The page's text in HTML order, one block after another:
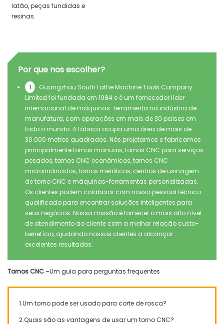
latão, peças fundidas e
resinas.
Por que nos escolher?
1
Guangzhou South Lathe Machine Tools Company
Limited foi fundada em 1984 e é um fornecedor líder
internacional de máquinas-ferramenta na indústria de
manufatura, com operações em mais de 30 países em
todo o mundo. A fábrica ocupa uma área de mais de
30.000 metros quadrados. Nós projetamos e fabricamos
principalmente tornos manuais, tornos CNC para serviços
pesados, tornos CNC econômicos, tornos CNC
microinclinados, tornos metálicos, centros de usinagem
de torno CNC e máquinas-ferramentas personalizadas.
Os clientes podem colaborar com nosso pessoal técnico
qualificado para encontrar soluções inteligentes para
seus negócios. Nossa missão é fornecer o mais alto nível
de atendimento ao cliente com a melhor relação custo-
benefício, ajudando nossos clientes a alcançar
excelentes resultados.
Tornos CNC –Um guia para perguntas frequentes
1.Um torno pode ser usado para corte de rosca?
2.Quais são as vantagens de usar um torno CNC?